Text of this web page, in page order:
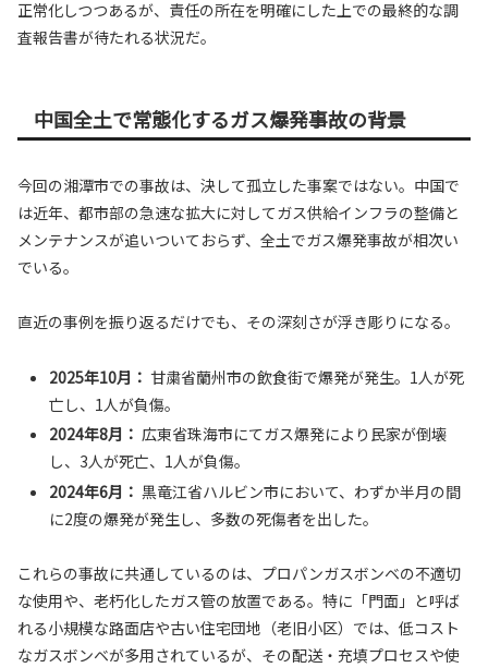
正常化しつつあるが、責任の所在を明確にした上での最終的な調
査報告書が待たれる状況だ。
中国全土で常態化するガス爆発事故の背景
今回の湘潭市での事故は、決して孤立した事案ではない。中国で
は近年、都市部の急速な拡大に対してガス供給インフラの整備と
メンテナンスが追いついておらず、全土でガス爆発事故が相次い
でいる。
直近の事例を振り返るだけでも、その深刻さが浮き彫りになる。
2025年10月： 甘粛省蘭州市の飲食街で爆発が発生。1人が死
亡し、1人が負傷。
2024年8月： 広東省珠海市にてガス爆発により民家が倒壊
し、3人が死亡、1人が負傷。
2024年6月： 黒竜江省ハルビン市において、わずか半月の間
に2度の爆発が発生し、多数の死傷者を出した。
これらの事故に共通しているのは、プロパンガスボンベの不適切
な使用や、老朽化したガス管の放置である。特に「門面」と呼ば
れる小規模な路面店や古い住宅団地（老旧小区）では、低コスト
なガスボンベが多用されているが、その配送・充填プロセスや使